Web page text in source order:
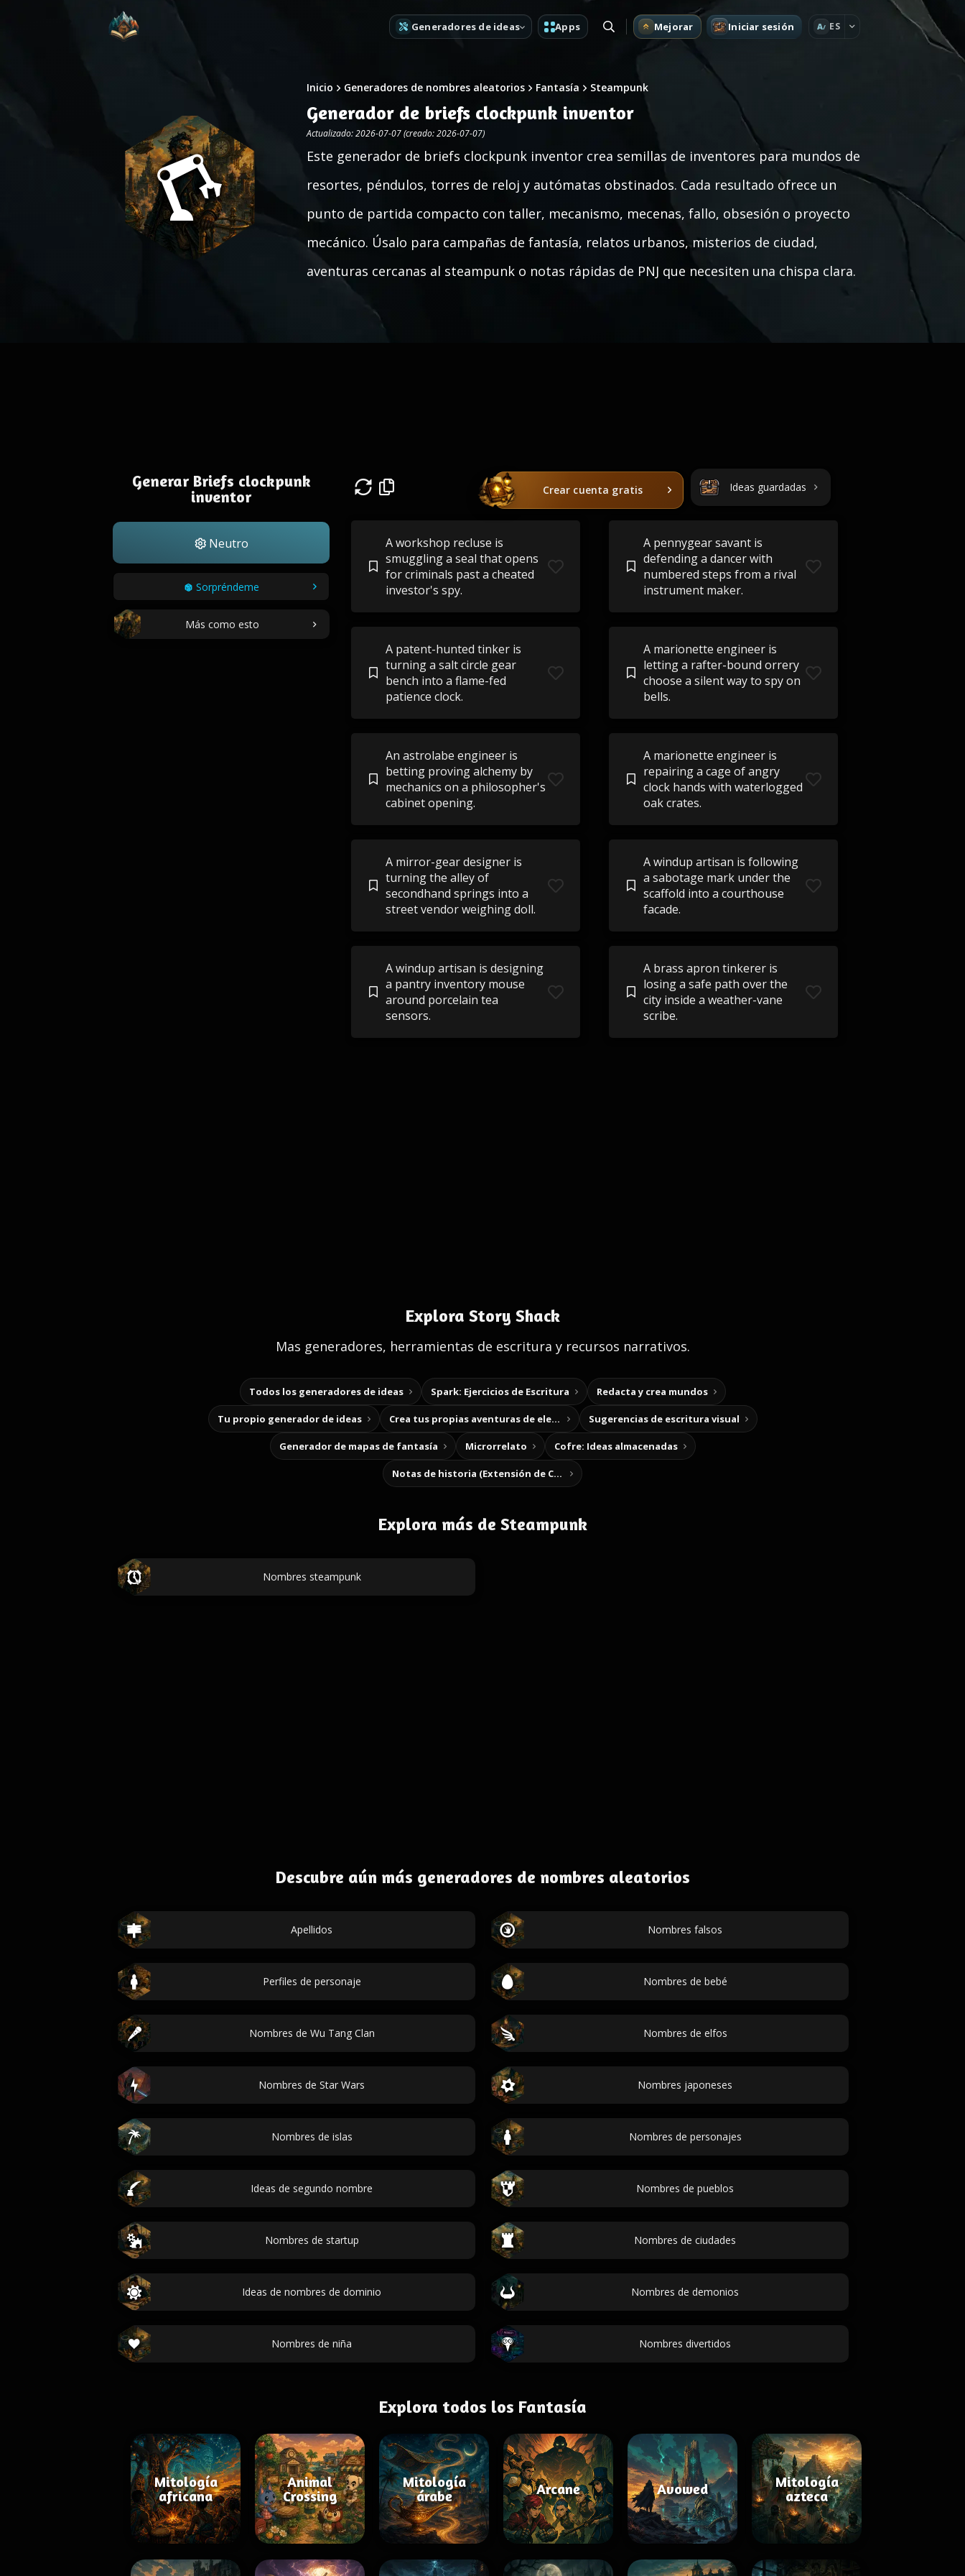
Generadores de ideas Apps Mejorar Iniciar sesión A ES
Inicio Generadores de nombres aleatorios Fantasía Steampunk
Generador de briefs clockpunk inventor
Actualizado: 2026-07-07 (creado: 2026-07-07)
Este generador de briefs clockpunk inventor crea semillas de inventores para mundos de
resortes, péndulos, torres de reloj y autómatas obstinados. Cada resultado ofrece un
punto de partida compacto con taller, mecanismo, mecenas, fallo, obsesión o proyecto
mecánico. Úsalo para campañas de fantasía, relatos urbanos, misterios de ciudad,
aventuras cercanas al steampunk o notas rápidas de PNJ que necesiten una chispa clara.
Generar Briefs clockpunk
inventor
Neutro
Sorpréndeme
Más como esto
Crear cuenta gratis Ideas guardadas
A workshop recluse is
smuggling a seal that opens
for criminals past a cheated
investor's spy.
A pennygear savant is
defending a dancer with
numbered steps from a rival
instrument maker.
A patent-hunted tinker is
turning a salt circle gear
bench into a flame-fed
patience clock.
A marionette engineer is
letting a rafter-bound orrery
choose a silent way to spy on
bells.
An astrolabe engineer is
betting proving alchemy by
mechanics on a philosopher's
cabinet opening.
A marionette engineer is
repairing a cage of angry
clock hands with waterlogged
oak crates.
A mirror-gear designer is
turning the alley of
secondhand springs into a
street vendor weighing doll.
A windup artisan is following
a sabotage mark under the
scaffold into a courthouse
facade.
A windup artisan is designing
a pantry inventory mouse
around porcelain tea
sensors.
A brass apron tinkerer is
losing a safe path over the
city inside a weather-vane
scribe.
Explora Story Shack
Mas generadores, herramientas de escritura y recursos narrativos.
Todos los generadores de ideas Spark: Ejercicios de Escritura Redacta y crea mundos
Tu propio generador de ideas Crea tus propias aventuras de elección Sugerencias de escritura visual
Generador de mapas de fantasía Microrrelato Cofre: Ideas almacenadas
Notas de historia (Extensión de Chrome)
Explora más de Steampunk
Nombres steampunk
Descubre aún más generadores de nombres aleatorios
Apellidos Nombres falsos
Perfiles de personaje Nombres de bebé
Nombres de Wu Tang Clan Nombres de elfos
Nombres de Star Wars Nombres japoneses
Nombres de islas Nombres de personajes
Ideas de segundo nombre Nombres de pueblos
Nombres de startup Nombres de ciudades
Ideas de nombres de dominio Nombres de demonios
Nombres de niña Nombres divertidos
Explora todos los Fantasía
Mitología
africana
Animal
Crossing
Mitología
árabe
Arcane Avowed
Mitología
azteca